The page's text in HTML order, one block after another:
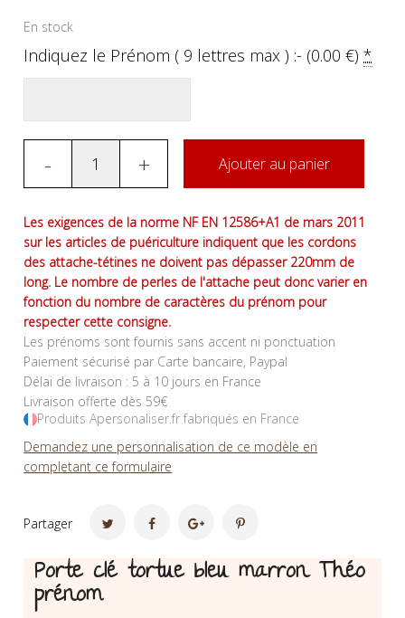
En stock
Indiquez le Prénom ( 9 lettres max ) :- (0.00€)*
- + Ajouter au panier
Les exigences de la norme NF EN 12586+A1 de mars 2011
sur les articles de puériculture indiquent que les cordons
des attache-tétines ne doivent pas dépasser 220mm de
long. Le nombre de perles de l'attache peut donc varier en
fonction du nombre de caractères du prénom pour
respecter cette consigne.
Les prénoms sont fournis sans accent ni ponctuation
Paiement sécurisé par Carte bancaire, Paypal
Délai de livraison : 5 à 10 jours en France
Livraison offerte dès 59€
Produits Apersonaliser.fr fabriqués en France
Demandez une personnalisation de ce modèle en
completant ce formulaire
Partager
Porte clé tortue bleu marron Théo
prénom